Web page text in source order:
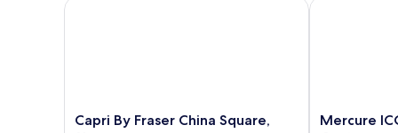
Capri
Capri By Fraser China Square,
Mercure
Mercure